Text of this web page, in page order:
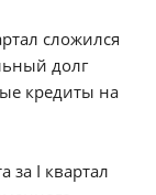
сложился
долг
кредиты на
за I квартал